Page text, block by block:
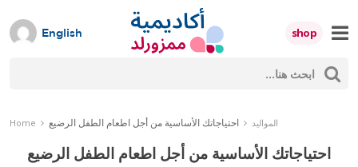
to
content
shop
English
Home المواليد احتياجاتك الأساسية من أجل اطعام الطفل الرضيع
احتياجاتك الأساسية من أجل اطعام الطفل الرضيع